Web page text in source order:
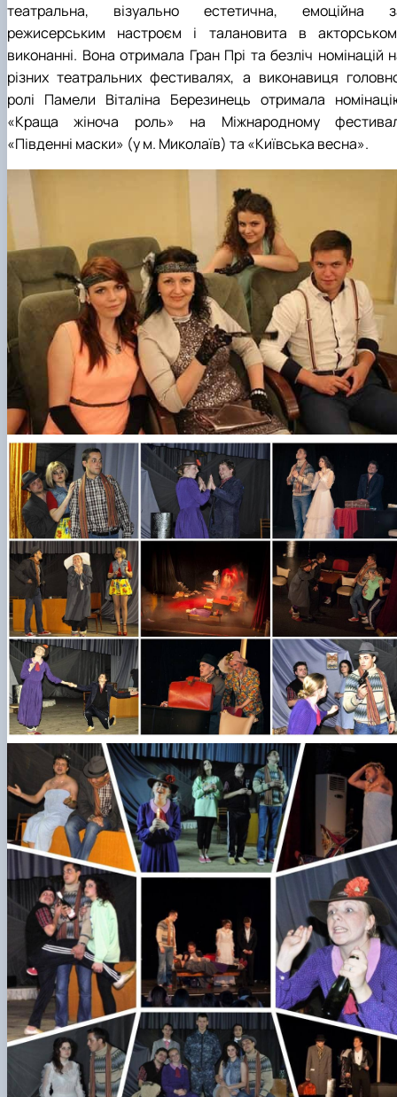
театральна, візуально естетична, емоційна
режисерським настроєм і талановита в
виконанні. Вона отримала Гран Прі та безліч номінацій
різних театральних фестивалях, а виконавиця
ролі Памели Віталіна Березинець отримала
«Краща жіноча роль» на Міжнародному
«Південні маски» (у м. Миколаїв) та «Київська весна».